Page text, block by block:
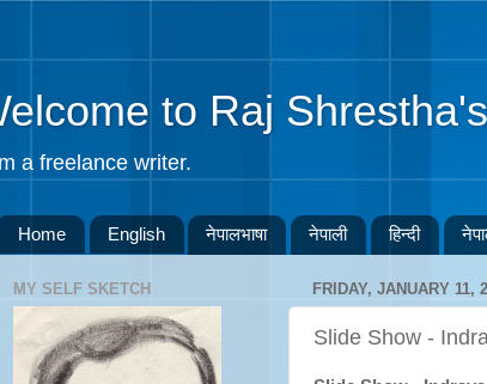
to Raj
a freelance writer.
Home English नेपालभाषा नेपाली हिन्दी
FRIDAY, JANUARY 11,
Slide Show -
MY SELF SKETCH